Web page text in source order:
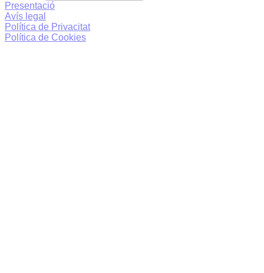
Presentació
Avís legal
Política de Privacitat
Política de Cookies